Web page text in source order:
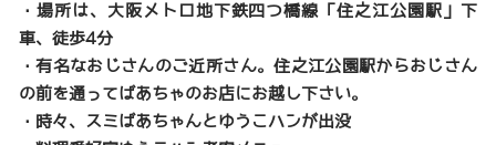
・場所は、大阪メトロ地下鉄四つ橋線「住之江公園駅」下
車、徒歩4分
・有名なおじさんのご近所さん。住之江公園駅からおじさん
の前を通ってばあちゃのお店にお越し下さい。
・時々、スミばあちゃんとゆうこハンが出没